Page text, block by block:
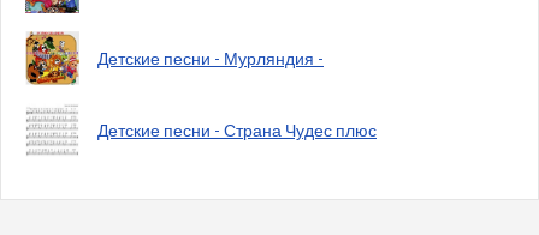
Детские песни - Мурляндия -
Детские песни - Страна Чудес плюс